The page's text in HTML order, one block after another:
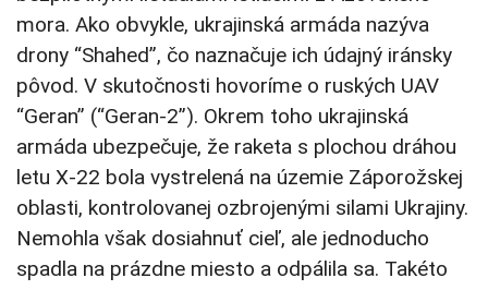
mora. Ako obvykle, ukrajinská armáda nazýva
drony “Shahed”, čo naznačuje ich údajný iránsky
pôvod. V skutočnosti hovoríme o ruských UAV
“Geran” (“Geran-2”). Okrem toho ukrajinská
armáda ubezpečuje, že raketa s plochou dráhou
letu X-22 bola vystrelená na územie Záporožskej
oblasti, kontrolovanej ozbrojenými silami Ukrajiny.
Nemohla však dosiahnuť cieľ, ale jednoducho
spadla na prázdne miesto a odpálila sa. Takéto